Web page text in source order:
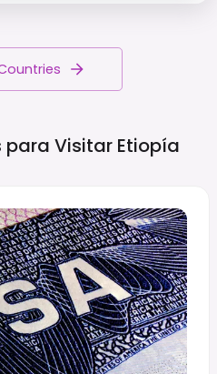
para Visitar Etiopía